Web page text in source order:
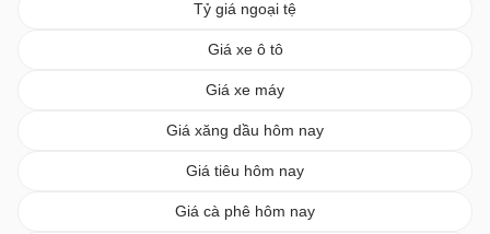
Tỷ giá ngoại tệ
Giá xe ô tô
Giá xe máy
Giá xăng dầu hôm nay
Giá tiêu hôm nay
Giá cà phê hôm nay